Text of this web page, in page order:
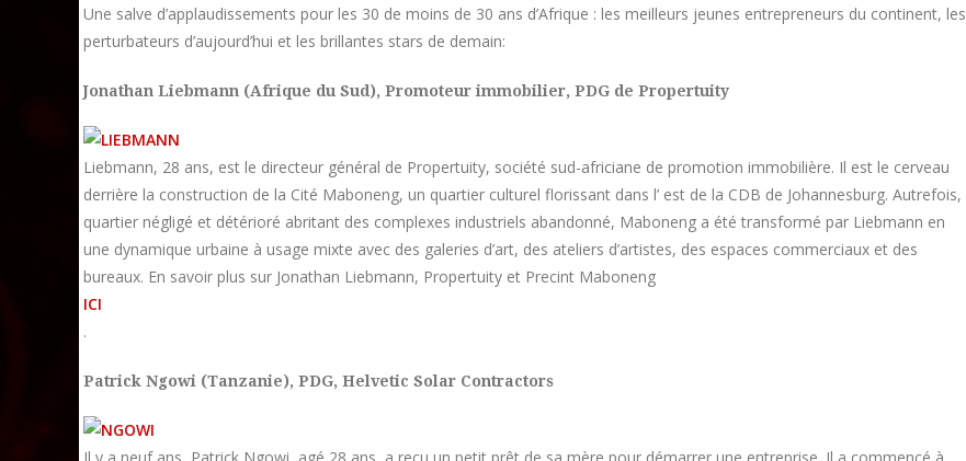
Une salve d’applaudissements pour les 30 de moins de 30 ans d’Afrique : les meilleurs jeunes entrepreneurs du continent, les
perturbateurs d’aujourd’hui et les brillantes stars de demain:
Jonathan Liebmann (Afrique du Sud), Promoteur immobilier, PDG de Propertuity
Liebmann, 28 ans, est le directeur général de Propertuity, société sud-africiane de promotion immobilière. Il est le cerveau
derrière la construction de la Cité Maboneng, un quartier culturel florissant dans l’ est de la CDB de Johannesburg. Autrefois,
quartier négligé et détérioré abritant des complexes industriels abandonné, Maboneng a été transformé par Liebmann en
une dynamique urbaine à usage mixte avec des galeries d’art, des ateliers d’artistes, des espaces commerciaux et des
bureaux. En savoir plus sur Jonathan Liebmann, Propertuity et Precint Maboneng
ICI
.
Patrick Ngowi (Tanzanie), PDG, Helvetic Solar Contractors
Il y a neuf ans, Patrick Ngowi, agé 28 ans, a reçu un petit prêt de sa mère pour démarrer une entreprise. Il a commencé à